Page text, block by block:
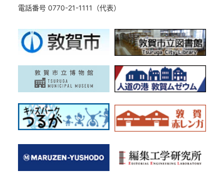
電話番号 0770-21-1111（代表）